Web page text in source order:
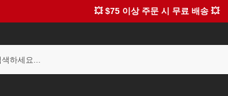
💥 $75 이상 주문 시 무료 배송 💥